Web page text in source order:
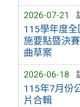
2026-07-21
115學年度
施要點暨決
曲草案
2026-06-18
115年7月份
片合輯